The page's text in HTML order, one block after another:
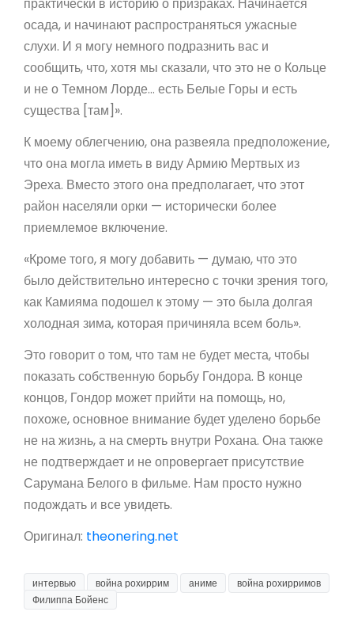
осада, и начинают распространяться ужасные
слухи. И я могу немного подразнить вас и
сообщить, что, хотя мы сказали, что это не о Кольце
и не о Темном Лорде… есть Белые Горы и есть
существа [там]».
К моему облегчению, она развеяла предположение,
что она могла иметь в виду Армию Мертвых из
Эреха. Вместо этого она предполагает, что этот
район населяли орки — исторически более
приемлемое включение.
«Кроме того, я могу добавить — думаю, что это
было действительно интересно с точки зрения того,
как Камияма подошел к этому — это была долгая
холодная зима, которая причиняла всем боль».
Это говорит о том, что там не будет места, чтобы
показать собственную борьбу Гондора. В конце
концов, Гондор может прийти на помощь, но,
похоже, основное внимание будет уделено борьбе
не на жизнь, а на смерть внутри Рохана. Она также
не подтверждает и не опровергает присутствие
Сарумана Белого в фильме. Нам просто нужно
подождать и все увидеть.
Оригинал: theonering.net
интервью война рохиррим аниме
война рохирримов
Филиппа Бойенс